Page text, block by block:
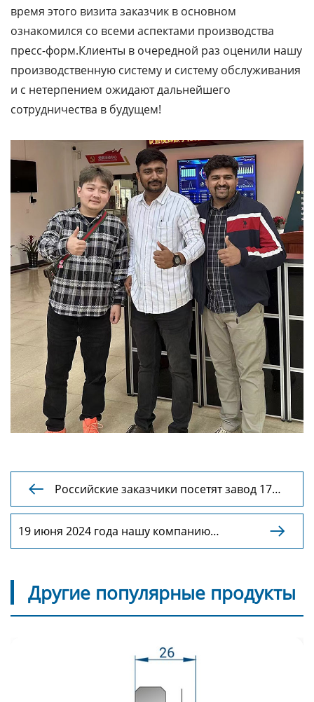
время этого визита заказчик в основном
ознакомился со всеми аспектами производства
пресс-форм.Клиенты в очередной раз оценили нашу
производственную систему и систему обслуживания
и с нетерпением ожидают дальнейшего
сотрудничества в будущем!

Российские заказчики посетят завод 17
января 2024 года
19 июня 2024 года нашу компанию
посетили наши кооперативные клиенты.

Другие популярные продукты